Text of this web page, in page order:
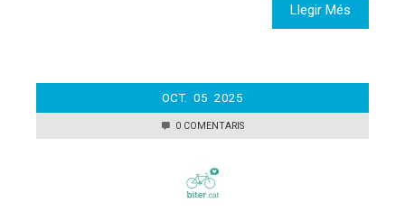
Llegir Més
OCT. 05 2025
0 COMENTARIS